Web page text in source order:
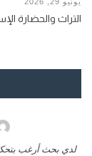
التراث والحضارة
السلام